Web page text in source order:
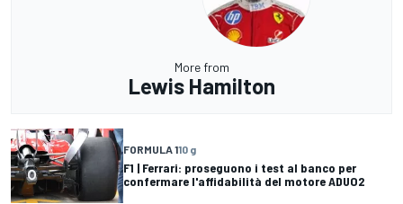
More from
Lewis Hamilton
FORMULA 110 g
F1 | Ferrari: proseguono i test al banco per
confermare l'affidabilità del motore ADUO2